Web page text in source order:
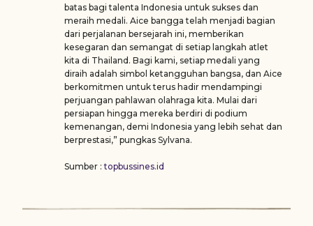
batas bagi talenta Indonesia untuk sukses dan
meraih medali. Aice bangga telah menjadi bagian
dari perjalanan bersejarah ini, memberikan
kesegaran dan semangat di setiap langkah atlet
kita di Thailand. Bagi kami, setiap medali yang
diraih adalah simbol ketangguhan bangsa, dan Aice
berkomitmen untuk terus hadir mendampingi
perjuangan pahlawan olahraga kita. Mulai dari
persiapan hingga mereka berdiri di podium
kemenangan, demi Indonesia yang lebih sehat dan
berprestasi,” pungkas Sylvana.
Sumber :topbussines.id